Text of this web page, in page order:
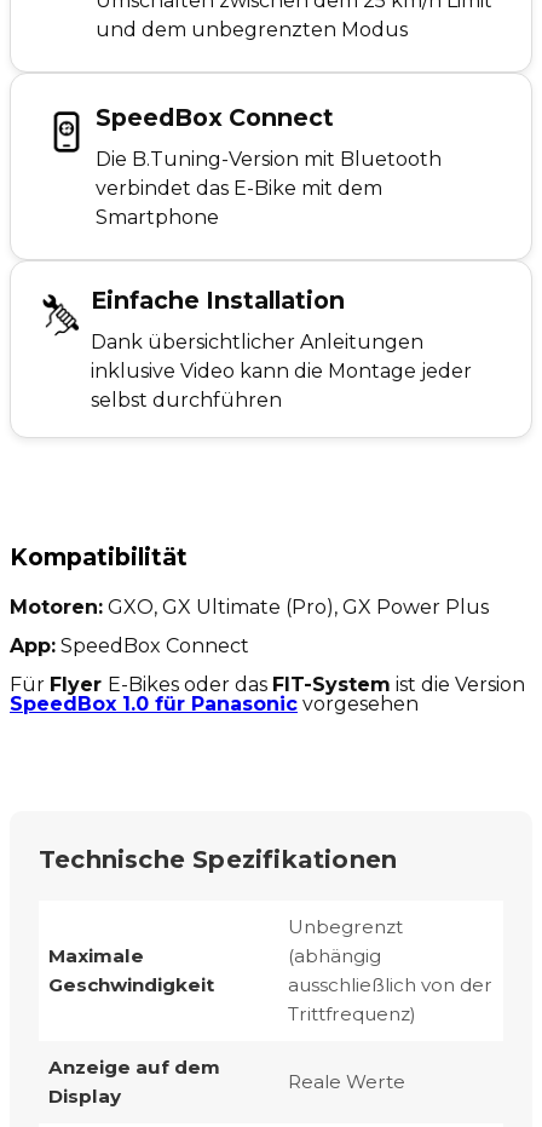
und dem unbegrenzten Modus
SpeedBox Connect
Die B.Tuning-Version mit Bluetooth
verbindet das E-Bike mit dem
Smartphone
Einfache Installation
Dank übersichtlicher Anleitungen
inklusive Video kann die Montage jeder
selbst durchführen
Kompatibilität
Motoren: GXO, GX Ultimate (Pro), GX Power Plus
App: SpeedBox Connect
Für Flyer E-Bikes oder das FIT-System ist die Version
SpeedBox 1.0 für Panasonic vorgesehen
Technische Spezifikationen
Maximale
Geschwindigkeit
Unbegrenzt
(abhängig
ausschließlich von der
Trittfrequenz)
Anzeige auf dem
Display
Reale Werte